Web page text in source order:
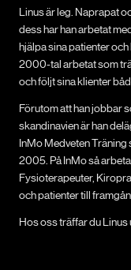
Linus är leg. Naprapat
dess har han arbetat
hjälpa sina patienter
2000-tal arbetat som
och följt sina klienter
Förutom att han jobbar
skandinavien är han
InMo Medveten Träning
2005. På InMo så
Fysioterapeuter,
och patienter till
Hos oss träffar du Linus